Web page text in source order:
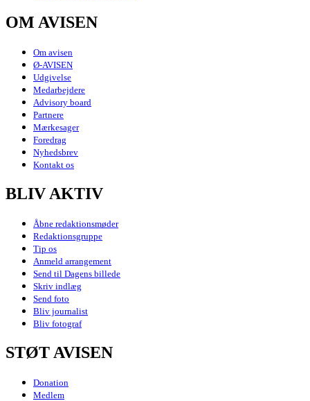
OM AVISEN
Om avisen
Ø-AVISEN
Udgivelse
Medarbejdere
Advisory board
Partnere
Mærkesager
Foredrag
Nyhedsbrev
Kontakt os
BLIV AKTIV
Åbne redaktionsmøder
Redaktionsgruppe
Tip os
Anmeld arrangement
Send til Dagens billede
Skriv indlæg
Send foto
Bliv journalist
Bliv fotograf
STØT AVISEN
Donation
Medlem